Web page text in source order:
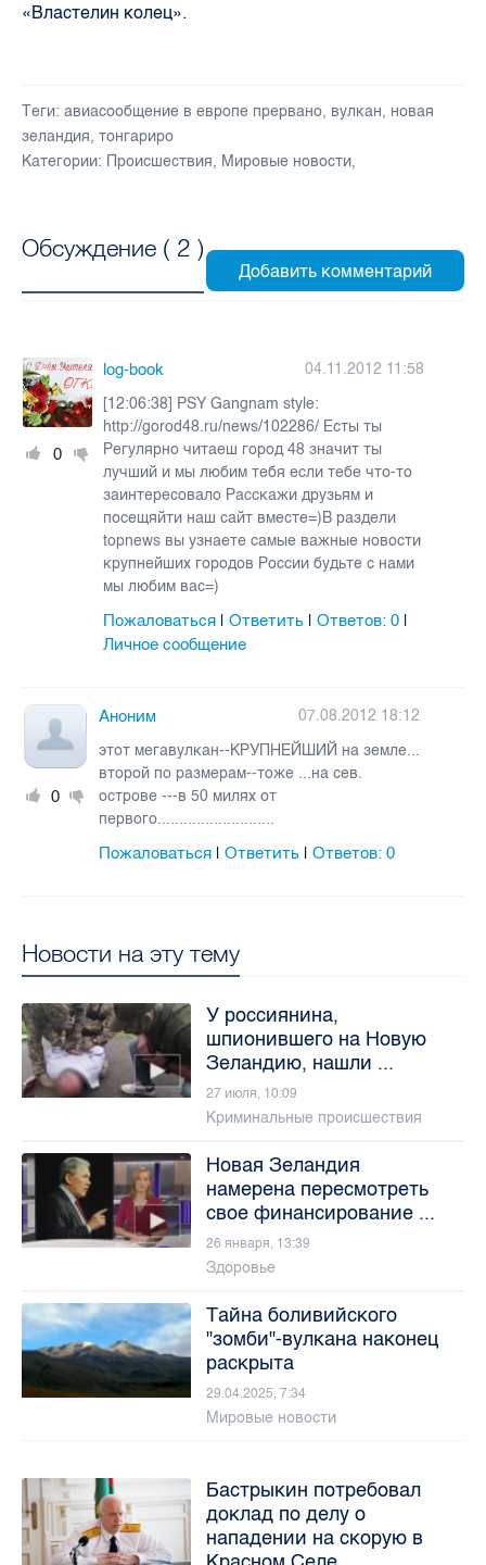
«Властелин колец».
Теги: авиасообщение в европе прервано, вулкан, новая
зеландия, тонгариро
Категории: Происшествия, Мировые новости,
Обсуждение ( 2 )
0
log-book
04.11.2012 11:58
[12:06:38] PSY Gangnam style:
http://gorod48.ru/news/102286/ Есты ты
Регулярно читаеш город 48 значит ты
лучший и мы любим тебя если тебе что-то
заинтересовало Расскажи друзьям и
посещяйти наш сайт вместе=)В раздели
topnews вы узнаете самые важные новости
крупнейших городов России будьте с нами
мы любим вас=)
Пожаловаться |Ответить |Ответов:0
Личное сообщение
0
Аноним
07.08.2012 18:12
этот мегавулкан--КРУПНЕЙШИЙ на земле...
второй по размерам--тоже ...на сев.
острове ---в 50 милях от
первого...........................
Пожаловаться |Ответить |Ответов:0
Новости на эту тему
У россиянина,
шпионившего на Новую
Зеландию, нашли ...
27 июля, 10:09
Криминальные происшествия
Новая Зеландия
намерена пересмотреть
свое финансирование ...
26 января, 13:39
Здоровье
Тайна боливийского
"зомби"-вулкана наконец
раскрыта
29.04.2025, 7:34
Мировые новости
Бастрыкин потребовал
доклад по делу о
нападении на скорую в